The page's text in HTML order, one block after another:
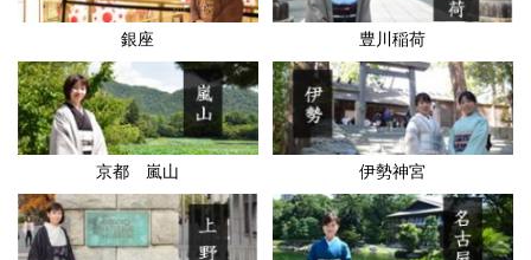
銀座 豊川稲荷
京都 嵐山 伊勢神宮